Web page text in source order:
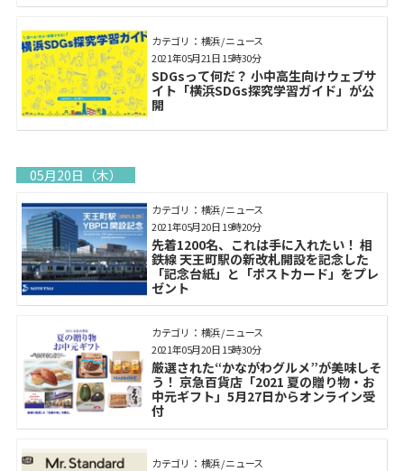
カテゴリ： 横浜 / ニュース
SDGsって何だ？ 小中高生向けウェブサ
イト「横浜SDGs探究学習ガイド」が公
開
2021年05月21日 15時30分
05月20日（木）
カテゴリ： 横浜 / ニュース
先着1200名、これは手に入れたい！ 相
鉄線 天王町駅の新改札開設を記念した
「記念台紙」と「ポストカード」をプレ
ゼント
2021年05月20日 19時20分
カテゴリ： 横浜 / ニュース
厳選された“かながわグルメ”が美味しそ
う！ 京急百貨店「2021 夏の贈り物・お
中元ギフト」5月27日からオンライン受
付
2021年05月20日 15時30分
カテゴリ： 横浜 / ニュース